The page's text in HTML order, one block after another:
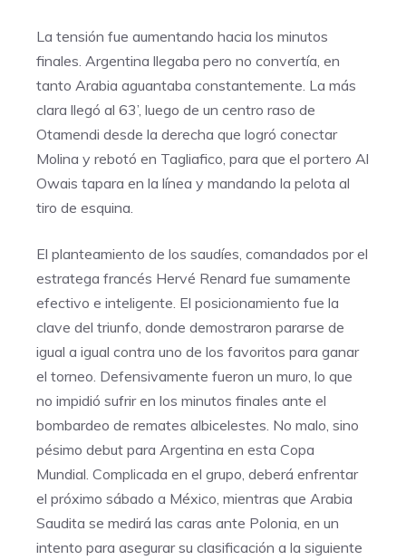
La tensión fue aumentando hacia los minutos
finales. Argentina llegaba pero no convertía, en
tanto Arabia aguantaba constantemente. La más
clara llegó al 63’, luego de un centro raso de
Otamendi desde la derecha que logró conectar
Molina y rebotó en Tagliafico, para que el portero Al
Owais tapara en la línea y mandando la pelota al
tiro de esquina.
El planteamiento de los saudíes, comandados por el
estratega francés Hervé Renard fue sumamente
efectivo e inteligente. El posicionamiento fue la
clave del triunfo, donde demostraron pararse de
igual a igual contra uno de los favoritos para ganar
el torneo. Defensivamente fueron un muro, lo que
no impidió sufrir en los minutos finales ante el
bombardeo de remates albicelestes. No malo, sino
pésimo debut para Argentina en esta Copa
Mundial. Complicada en el grupo, deberá enfrentar
el próximo sábado a México, mientras que Arabia
Saudita se medirá las caras ante Polonia, en un
intento para asegurar su clasificación a la siguiente